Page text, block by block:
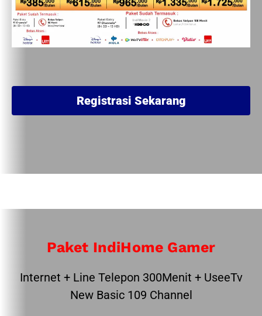
Registrasi Sekarang
Paket IndiHome Gamer
Internet + Line Telepon 300Menit + UseeTv
New Basic 109 Channel